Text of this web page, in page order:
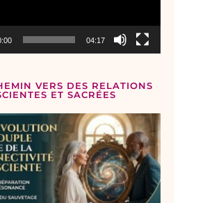
04:17
VERS DES RELATIONS
ET SACRÉES